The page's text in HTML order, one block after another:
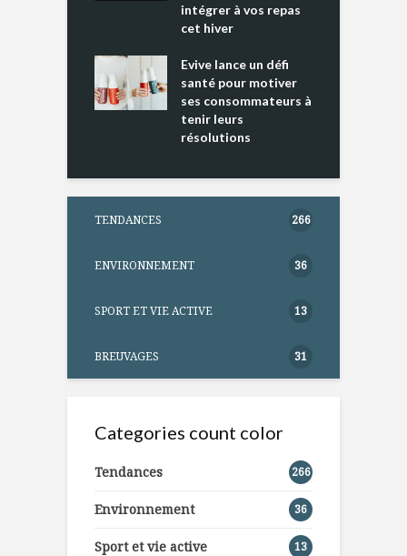
intégrer à vos repas
cet hiver
Evive lance un défi
santé pour motiver
ses consommateurs à
tenir leurs
résolutions
TENDANCES 266
ENVIRONNEMENT 36
SPORT ET VIE ACTIVE 13
BREUVAGES 31
Categories count color
Tendances 266
Environnement 36
Sport et vie active 13